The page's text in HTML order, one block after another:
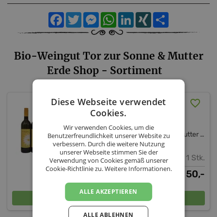
FacebookTwitterMessengerWhatsApp
LinkedIn
XING
Bio-Weingut Tor zur Sonne & Mutter
Erde Shop - Sortiment
Weinset 2025 (inkl.
Versand AT)
Bio-Weingut Tor zur Sonne & Mutter Erde Shop
1 Stk.
50,-
In den Warenkorb
Diese Webseite verwendet
Cookies.
Wir verwenden Cookies, um die
Benutzerfreundlichkeit unserer Website zu
verbessern. Durch die weitere Nutzung
unserer Webseite stimmen Sie der
Verwendung von Cookies gemäß unserer
Cookie-Richtlinie zu.Weitere Informationen.
ALLE AKZEPTIEREN
ALLE ABLEHNEN